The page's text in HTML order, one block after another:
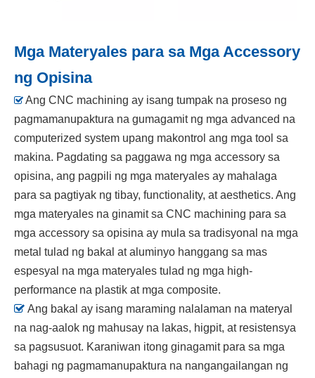
Mga Materyales para sa Mga Accessory
ng Opisina
 Ang CNC machining ay isang tumpak na proseso ng
pagmamanupaktura na gumagamit ng mga advanced na
computerized system upang makontrol ang mga tool sa
makina. Pagdating sa paggawa ng mga accessory sa
opisina, ang pagpili ng mga materyales ay mahalaga
para sa pagtiyak ng tibay, functionality, at aesthetics. Ang
mga materyales na ginamit sa CNC machining para sa
mga accessory sa opisina ay mula sa tradisyonal na mga
metal tulad ng bakal at aluminyo hanggang sa mas
espesyal na mga materyales tulad ng mga high-
performance na plastik at mga composite.
 Ang bakal ay isang maraming nalalaman na materyal
na nag-aalok ng mahusay na lakas, higpit, at resistensya
sa pagsusuot. Karaniwan itong ginagamit para sa mga
bahagi ng pagmamanupaktura na nangangailangan ng